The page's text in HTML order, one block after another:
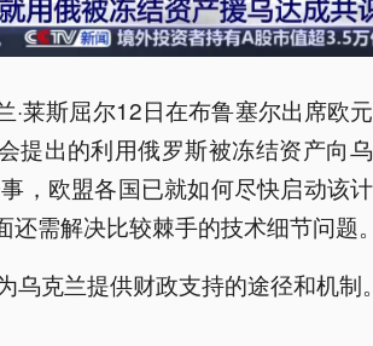
·莱斯屈尔12日在布鲁塞尔出席欧
提出的利用俄罗斯被冻结资产向
，欧盟各国已就如何尽快启动该
还需解决比较棘手的技术细节问题
乌克兰提供财政支持的途径和机制